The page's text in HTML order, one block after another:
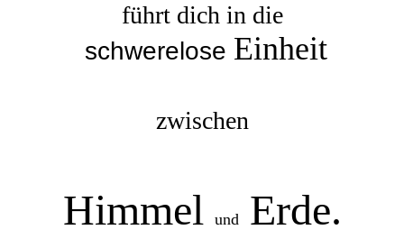
führt dich in die
schwerelose Einheit
zwischen
Himmel und Erde.